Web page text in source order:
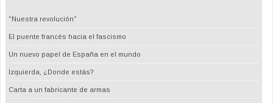
"Nuestra revolución"
El puente francés hacia el fascismo
Un nuevo papel de España en el mundo
Izquierda, ¿Donde estás?
Carta a un fabricante de armas